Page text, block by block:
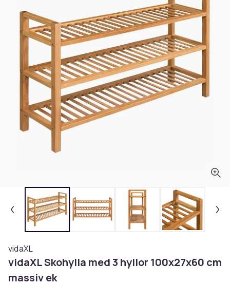
vidaXL
vidaXL Skohylla med 3 hyllor 100x27x60 cm
massiv ek